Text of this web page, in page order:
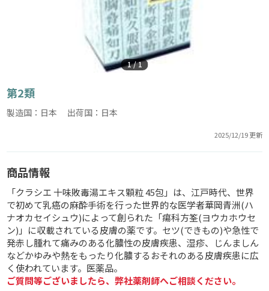
1/1
第2類
製造国：日本 出荷国：日本
2025/12/19 更新
商品情報
「クラシエ 十味敗毒湯エキス顆粒 45包」は、江戸時代、世界
で初めて乳癌の麻酔手術を行った世界的な医学者華岡青洲(ハ
ナオカセイシュウ)によって創られた「瘍科方筌(ヨウカホウセ
ン)」に収載されている皮膚の薬です。セツ(できもの)や急性で
発赤し腫れて痛みのある化膿性の皮膚疾患、湿疹、じんましん
などかゆみや熱をもったり化膿するおそれのある皮膚疾患に広
く使われています。医薬品。
ご質問等ございましたら、弊社薬剤師へご相談ください。